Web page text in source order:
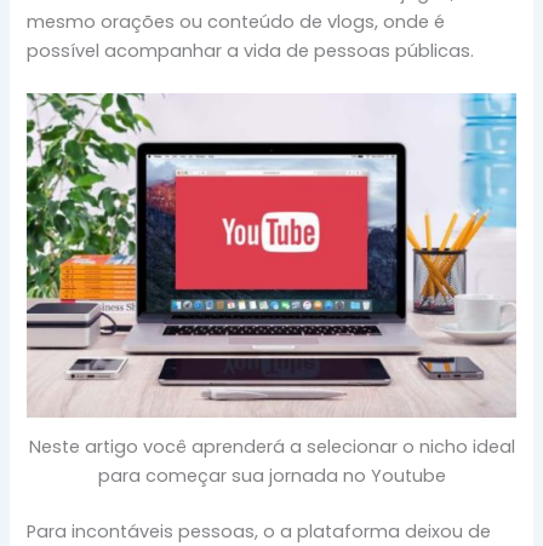
mesmo orações ou conteúdo de vlogs, onde é
possível acompanhar a vida de pessoas públicas.
Neste artigo você aprenderá a selecionar o nicho ideal
para começar sua jornada no Youtube
Para incontáveis pessoas, o a plataforma deixou de